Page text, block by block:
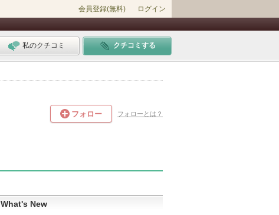
会員登録(無料) ログイン
私のクチコミ クチコミする
フォロー フォローとは？
What's New